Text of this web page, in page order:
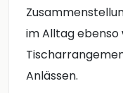
imAlltagebenso
Anlässen.